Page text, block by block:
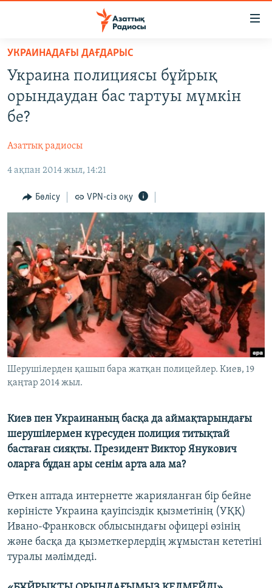
Skip
main
content
Skip
main
Navigation
Skip
Search
САЯСАТ
AZATTYQTV
АДАМ ҚҰҚЫҚТАРЫ
ӘЛЕУМЕТ
ӘЛЕМ
АРНАЙЫ ЖОБАЛАР
Русский
ЖАЗЫЛЫҢЫЗ
Басқа тілдерде
УКРАИНАДАҒЫ ДАҒДАРЫС
Украина полициясы бұйрық
орындаудан бас тартуы мүмкін
бе?
Азаттық радиосы
4 ақпан 2014 жыл, 14:21
Бөлісу VPN-сіз оқу
Шерушілерден қашып бара жатқан полицейлер. Киев, 19
қаңтар 2014 жыл.
Киев пен Украинаның басқа да аймақтарындағы
шерушілермен күресуден полиция титықтай
бастаған сияқты. Президент Виктор Янукович
оларға бұдан ары сенім арта ала ма?
Өткен аптада интернетте жарияланған бір бейне
көріністе Украина қауіпсіздік қызметінің (УҚҚ)
Ивано-Франковск облысындағы офицері өзінің
және басқа да қызметкерлердің жұмыстан кететіні
туралы мәлімдеді.